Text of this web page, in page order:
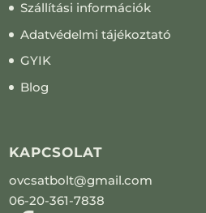
Szállítási információk
Adatvédelmi tájékoztató
GYIK
Blog
KAPCSOLAT
ovcsatbolt@gmail.com
06-20-361-7838